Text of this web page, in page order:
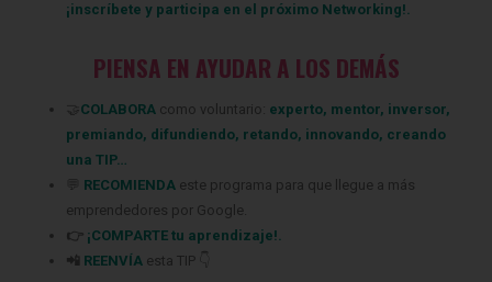
¡inscríbete y participa en el próximo Networking!.
PIENSA EN AYUDAR A LOS DEMÁS
🤝 COLABORA como voluntario: experto, mentor, inversor,
premiando, difundiendo, retando, innovando, creando
una TIP…
RECOMIENDA este programa para que llegue a más
emprendedores por Google.
👉 ¡COMPARTE tu aprendizaje!.
📲 REENVÍA esta TIP 👇